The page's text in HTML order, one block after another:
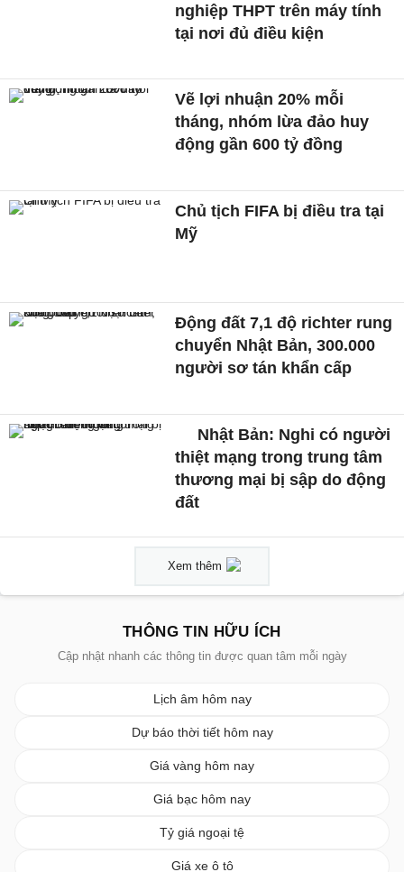
nghiệp THPT trên máy tính
tại nơi đủ điều kiện
Vẽ lợi nhuận 20% mỗi
tháng, nhóm lừa đảo huy
động gần 600 tỷ đồng
Chủ tịch FIFA bị điều tra tại
Mỹ
Động đất 7,1 độ richter rung
chuyển Nhật Bản, 300.000
người sơ tán khẩn cấp
Nhật Bản: Nghi có người
thiệt mạng trong trung tâm
thương mại bị sập do động
đất
Xem thêm
THÔNG TIN HỮU ÍCH
Cập nhật nhanh các thông tin được quan tâm mỗi ngày
Lịch âm hôm nay
Dự báo thời tiết hôm nay
Giá vàng hôm nay
Giá bạc hôm nay
Tỷ giá ngoại tệ
Giá xe ô tô